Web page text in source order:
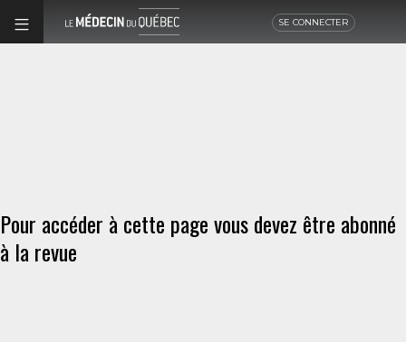
SE CONNECTER
Pour accéder à cette page vous devez être abonné
à la revue